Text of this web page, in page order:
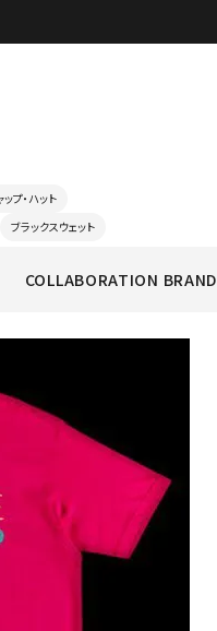
ップ・ハット
ブラックスウェット
COLLABORATION BRAND